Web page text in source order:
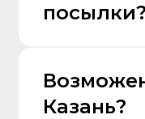
Казань?